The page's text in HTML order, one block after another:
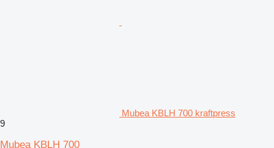
Mubea KBLH 700 kraftpress
9
Mubea KBLH 700